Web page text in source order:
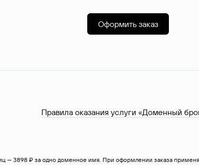
Оформить заказ
Правила оказания услуги «Доменный
— 3898 ₽ за одно доменное имя. При оформлении заказа